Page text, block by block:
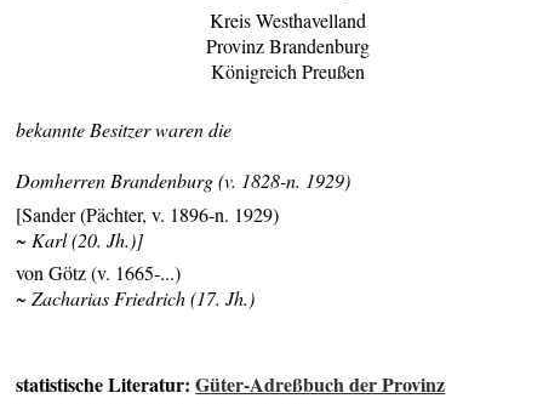
Kreis Westhavelland
Provinz Brandenburg
Königreich Preußen
bekannte Besitzer waren die
Domherren Brandenburg (v. 1828-n. 1929)
[Sander (Pächter, v. 1896-n. 1929)
~ Karl (20. Jh.)]
von Götz (v. 1665-...)
~ Zacharias Friedrich (17. Jh.)
statistische Literatur:Güter-Adreßbuch der Provinz